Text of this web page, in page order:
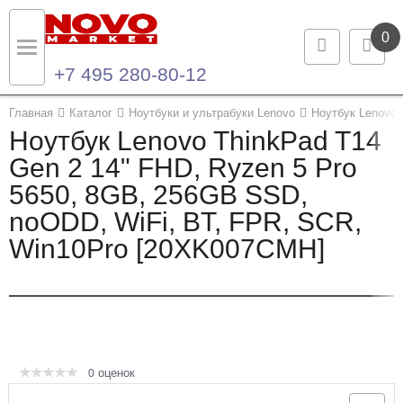
0
+7 495 280-80-12
Главная Каталог Ноутбуки и ультрабуки Lenovo Ноутбук
Ноутбук Lenovo ThinkPad T14
Gen 2 14" FHD, Ryzen 5 Pro
5650, 8GB, 256GB SSD,
noODD, WiFi, BT, FPR, SCR,
Win10Pro [20XK007CMH]
0 оценок
Назад
Каталог продукции
Ноутбуки и ультрабуки
Компьютеры
Назад
Контакты
Контактная информация